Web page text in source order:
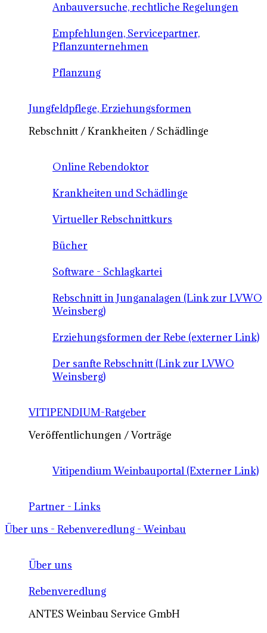
Anbauversuche, rechtliche Regelungen
Empfehlungen, Servicepartner,
Pflanzunternehmen
Pflanzung
Jungfeldpflege, Erziehungsformen
Rebschnitt / Krankheiten / Schädlinge
Online Rebendoktor
Krankheiten und Schädlinge
Virtueller Rebschnittkurs
Bücher
Software - Schlagkartei
Rebschnitt in Junganalagen (Link zur LVWO
Weinsberg)
Erziehungsformen der Rebe (externer Link)
Der sanfte Rebschnitt (Link zur LVWO
Weinsberg)
VITIPENDIUM-Ratgeber
Veröffentlichungen / Vorträge
Vitipendium Weinbauportal (Externer Link)
Partner - Links
Über uns - Rebenveredlung - Weinbau
Über uns
Rebenveredlung
ANTES Weinbau Service GmbH